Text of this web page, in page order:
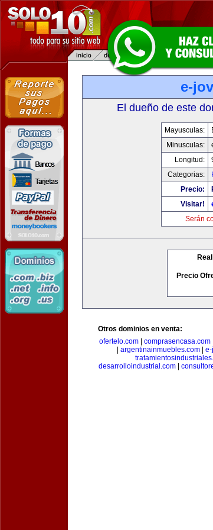
e-
El dueño de este
Mayusculas:
Minusculas:
Longitud:
Categorias:
Precio:
Visitar!
Serán
Precio
Otros dominios en venta:
ofertelo.com| comprasencasa.com|
argentinainmuebles.com| e-
desarrolloindustrial.com|